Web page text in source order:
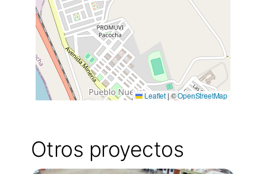
Leaflet |©OpenStreetMap
Otros proyectos